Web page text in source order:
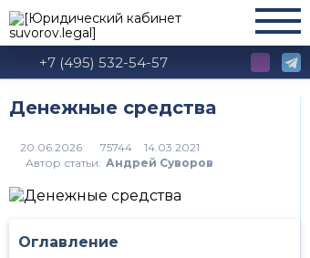
+7 (495) 532-54-57
Денежные средства
75744
Автор статьи: Андрей Суворов
Оглавление